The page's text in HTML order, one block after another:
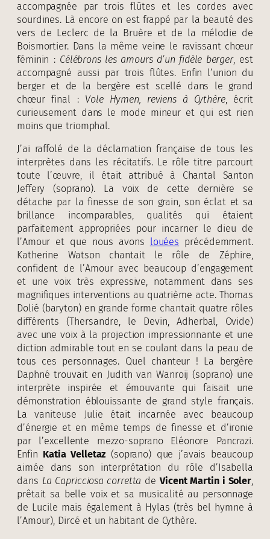
accompagnée par trois flûtes et les cordes avec
sourdines. Là encore on est frappé par la beauté des
vers de Leclerc de la Bruère et de la mélodie de
Boismortier. Dans la même veine le ravissant chœur
féminin : Célébrons les amours d’un fidèle berger, est
accompagné aussi par trois flûtes. Enfin l’union du
berger et de la bergère est scellé dans le grand
chœur final : Vole Hymen, reviens à Cythère, écrit
curieusement dans le mode mineur et qui est rien
moins que triomphal.
J’ai raffolé de la déclamation française de tous les
interprètes dans les récitatifs. Le rôle titre parcourt
toute l’œuvre, il était attribué à Chantal Santon
Jeffery (soprano). La voix de cette dernière se
détache par la finesse de son grain, son éclat et sa
brillance incomparables, qualités qui étaient
parfaitement appropriées pour incarner le dieu de
l’Amour et que nous avons louées précédemment.
Katherine Watson chantait le rôle de Zéphire,
confident de l’Amour avec beaucoup d’engagement
et une voix très expressive, notamment dans ses
magnifiques interventions au quatrième acte. Thomas
Dolié (baryton) en grande forme chantait quatre rôles
différents (Thersandre, le Devin, Adherbal, Ovide)
avec une voix à la projection impressionnante et une
diction admirable tout en se coulant dans la peau de
tous ces personnages. Quel chanteur ! La bergère
Daphné trouvait en Judith van Wanroij (soprano) une
interprète inspirée et émouvante qui faisait une
démonstration éblouissante de grand style français.
La vaniteuse Julie était incarnée avec beaucoup
d’énergie et en même temps de finesse et d’ironie
par l’excellente mezzo-soprano Eléonore Pancrazi.
Enfin Katia Velletaz (soprano) que j’avais beaucoup
aimée dans son interprétation du rôle d’Isabella
dans La Capricciosa corretta deVicent Martin i Soler,
prêtait sa belle voix et sa musicalité au personnage
de Lucile mais également à Hylas (très bel hymne à
l’Amour), Dircé et un habitant de Cythère.